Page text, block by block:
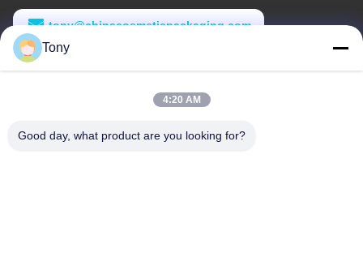
tony@chinacosmeticpackaging.com
Thời gian làm việc
Tony
4:20 AM
Good day, what product are you looking for?